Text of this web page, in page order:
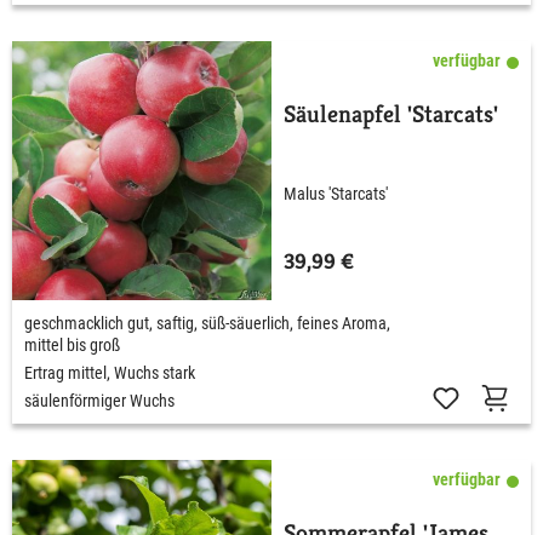
verfügbar
Säulenapfel 'Starcats'
Malus 'Starcats'
39,99 €
geschmacklich gut, saftig, süß-säuerlich, feines Aroma,
mittel bis groß
Ertrag mittel, Wuchs stark
säulenförmiger Wuchs
verfügbar